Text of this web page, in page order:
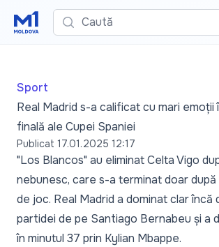
Caută
Sport
Real Madrid s-a calificat cu mari
finală ale Cupei Spaniei
Publicat 17.01.2025 12:17
"Los Blancos" au eliminat Celta Vigo
nebunesc, care s-a terminat doar după
de joc. Real Madrid a dominat clar încă
partidei de pe Santiago Bernabeu și a
în minutul 37 prin Kylian Mbappe.